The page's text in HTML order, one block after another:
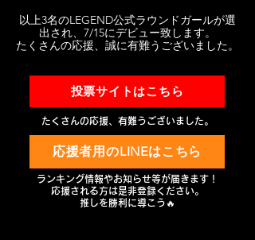
以上3名のLEGEND公式ラウンドガールが選
出され、7/15にデビュー致します。
たくさんの応援、誠に有難うございました。
投票サイトはこちら
たくさんの応援、有難うございました。
応援者用のLINEはこちら
ランキング情報やお知らせ等が届きます！
応援される方は是非登録ください。
​推しを勝利に導こう🔥